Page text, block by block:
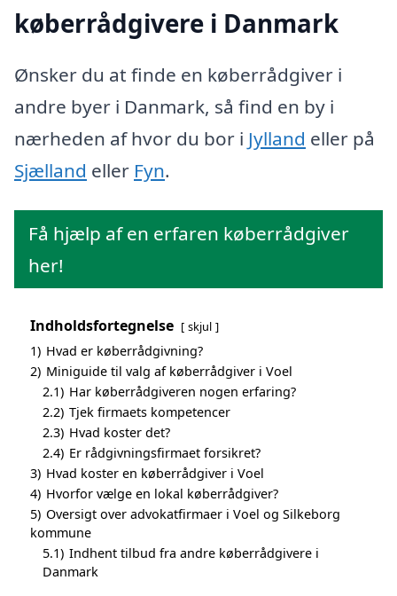
køberrådgivere i Danmark
Ønsker du at finde en køberrådgiver i
andre byer i Danmark, så find en by i
nærheden af hvor du bor i Jylland eller på
Sjælland eller Fyn.
Få hjælp af en erfaren køberrådgiver
her!
Indholdsfortegnelse skjul
1) Hvad er køberrådgivning?
2) Miniguide til valg af køberrådgiver i Voel
2.1) Har køberrådgiveren nogen erfaring?
2.2) Tjek firmaets kompetencer
2.3) Hvad koster det?
2.4) Er rådgivningsfirmaet forsikret?
3) Hvad koster en køberrådgiver i Voel
4) Hvorfor vælge en lokal køberrådgiver?
5) Oversigt over advokatfirmaer i Voel og Silkeborg
kommune
5.1) Indhent tilbud fra andre køberrådgivere i
Danmark